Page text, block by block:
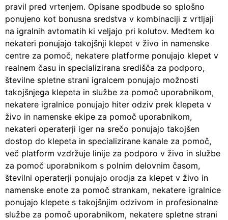
pravil pred vrtenjem. Opisane spodbude so splošno
ponujeno kot bonusna sredstva v kombinaciji z vrtljaji
na igralnih avtomatih ki veljajo pri kolutov. Medtem ko
nekateri ponujajo takojšnji klepet v živo in namenske
centre za pomoč, nekatere platforme ponujajo klepet v
realnem času in specializirana središča za podporo,
številne spletne strani igralcem ponujajo možnosti
takojšnjega klepeta in službe za pomoč uporabnikom,
nekatere igralnice ponujajo hiter odziv prek klepeta v
živo in namenske ekipe za pomoč uporabnikom,
nekateri operaterji iger na srečo ponujajo takojšen
dostop do klepeta in specializirane kanale za pomoč,
več platform vzdržuje linije za podporo v živo in službe
za pomoč uporabnikom s polnim delovnim časom,
številni operaterji ponujajo orodja za klepet v živo in
namenske enote za pomoč strankam, nekatere igralnice
ponujajo klepete s takojšnjim odzivom in profesionalne
službe za pomoč uporabnikom, nekatere spletne strani